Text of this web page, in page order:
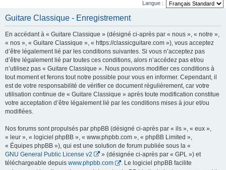
Langue :
Guitare Classique - Enregistrement
En accédant à « Guitare Classique » (désigné ci-après par « nous », « notre »,
« nos », « Guitare Classique », « https://classicguitare.com »), vous acceptez
d’être légalement lié par les conditions suivantes. Si vous n’acceptez pas
d’être légalement lié par toutes ces conditions, alors n’accédez pas et/ou
n’utilisez pas « Guitare Classique ». Nous pouvons modifier ces conditions à
tout moment et ferons tout notre possible pour vous en informer. Cependant, il
est de votre responsabilité de vérifier ce document régulièrement, car votre
utilisation continue de « Guitare Classique » après toute modification constitue
votre acceptation d’être légalement lié par les conditions mises à jour et/ou
modifiées.
Nos forums sont propulsés par phpBB (désigné ci-après par « ils », « eux »,
« leur », « logiciel phpBB », « www.phpbb.com », « phpBB Limited »,
« Équipes phpBB »), qui est une solution de forum publiée sous la «
GNU General Public License v2
» (désignée ci-après par « GPL ») et
téléchargeable depuis www.phpbb.com
. Le logiciel phpBB facilite